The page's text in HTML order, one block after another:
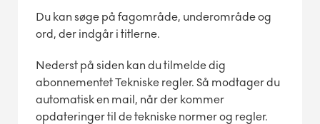
Du kan søge på fagområde, underområde og
ord, der indgår i titlerne.
Nederst på siden kan du tilmelde dig
abonnementet Tekniske regler. Så modtager du
automatisk en mail, når der kommer
opdateringer til de tekniske normer og regler.